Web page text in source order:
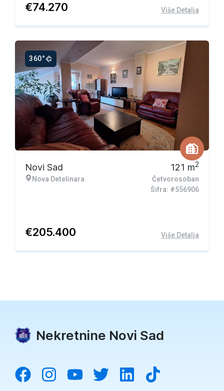
€74.270 Više Detalja
360°
Ekskluzivna ponuda
Novi Sad
Nova Detelinara
121 m2
Četvorosoban
Šifra: #556906
€205.400 Više Detalja
Nekretnine Novi Sad